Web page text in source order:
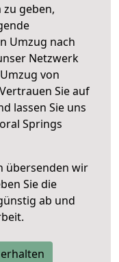
geben,
Umzug nach
Netzwerk
von
Sie auf
lassen Sie uns
Springs
übersenden wir
Sie die
ab und